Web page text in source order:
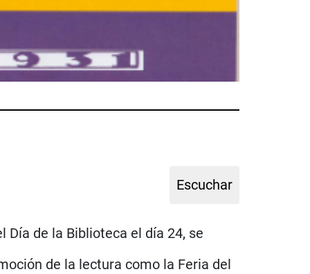
Día de la Biblioteca el día 24, se
de la lectura como la Feria del